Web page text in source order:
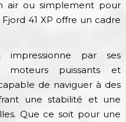
air ou simplement pour
41 XP offre un cadre
par ses
moteurs puissants et
de naviguer à des
une stabilité et une
Que ce soit pour une